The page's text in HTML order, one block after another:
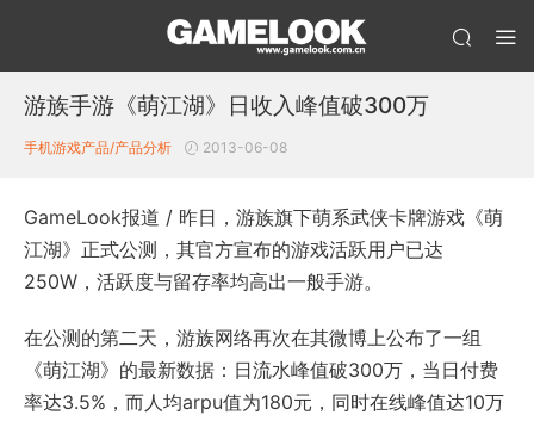
游族手游《萌江湖》日收入峰值破300万
手机游戏产品/产品分析 2013-06-08
GameLook报道 / 昨日，游族旗下萌系武侠卡牌游戏《萌
江湖》正式公测，其官方宣布的游戏活跃用户已达
250W，活跃度与留存率均高出一般手游。
在公测的第二天，游族网络再次在其微博上公布了一组
《萌江湖》的最新数据：日流水峰值破300万，当日付费
率达3.5%，而人均arpu值为180元，同时在线峰值达10万